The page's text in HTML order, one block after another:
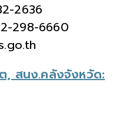
2636
298-6660
, สนง.คลังจังหวัด: